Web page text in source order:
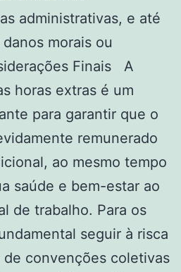
administrativas, e até
morais ou
Finais A
horas extras é um
para garantir que o
remunerado
ao mesmo tempo
saúde e bem-estar ao
de trabalho. Para os
seguir à risca
de convenções coletivas